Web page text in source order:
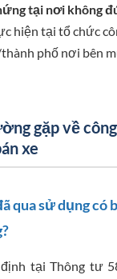
tại nơi không
hiện tại tổ chức
phố nơi bên
gặp về
xe
qua sử dụng có
tại Thông tư